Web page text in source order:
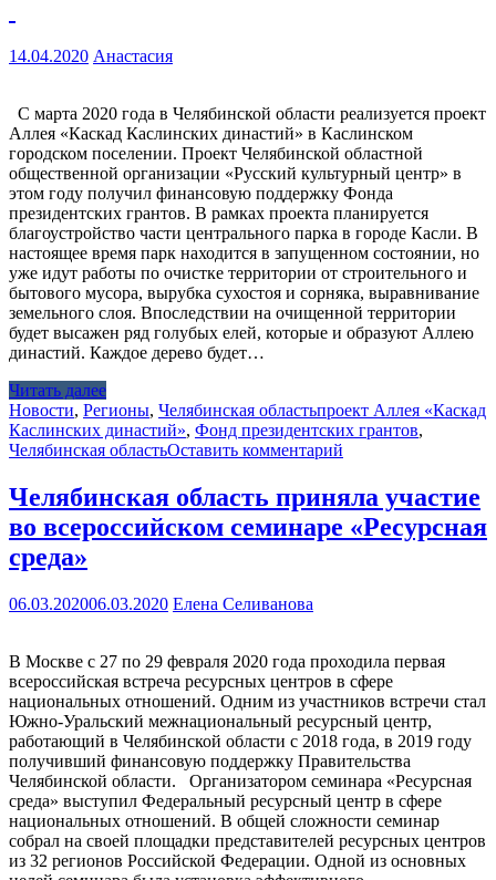
14.04.2020 Анастасия
С марта 2020 года в Челябинской области реализуется проект
Аллея «Каскад Каслинских династий» в Каслинском
городском поселении. Проект Челябинской областной
общественной организации «Русский культурный центр» в
этом году получил финансовую поддержку Фонда
президентских грантов. В рамках проекта планируется
благоустройство части центрального парка в городе Касли. В
настоящее время парк находится в запущенном состоянии, но
уже идут работы по очистке территории от строительного и
бытового мусора, вырубка сухостоя и сорняка, выравнивание
земельного слоя. Впоследствии на очищенной территории
будет высажен ряд голубых елей, которые и образуют Аллею
династий. Каждое дерево будет…
Читать далее
Новости, Регионы, Челябинская областьпроект Аллея «Каскад
Каслинских династий», Фонд президентских грантов,
Челябинская областьОставить комментарий
Челябинская область приняла участие
во всероссийском семинаре «Ресурсная
среда»
06.03.202006.03.2020 Елена Селиванова
В Москве с 27 по 29 февраля 2020 года проходила первая
всероссийская встреча ресурсных центров в сфере
национальных отношений. Одним из участников встречи стал
Южно-Уральский межнациональный ресурсный центр,
работающий в Челябинской области с 2018 года, в 2019 году
получивший финансовую поддержку Правительства
Челябинской области. Организатором семинара «Ресурсная
среда» выступил Федеральный ресурсный центр в сфере
национальных отношений. В общей сложности семинар
собрал на своей площадки представителей ресурсных центров
из 32 регионов Российской Федерации. Одной из основных